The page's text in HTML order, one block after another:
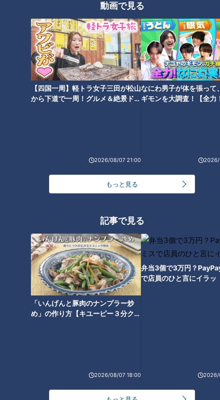
動画で見る
【四国一周】軽トラ女子三田が松山
から下道で一周！グルメ＆絶景ドラ
2026/08/07 21:00
なにわ男子が体を張って
ギモンを大調査！【全力
2026/
もっと見る
記事で見る
「いんげんと豚肉のナンプラー炒
め」の作り方【キユーピー３分クッ
2026/08/07 18:00
弁当3個で3万円？
で店員のひと言にイラッ
2026/
・参加社: 東海テレビ放送、中京テレビ放送、CBCテレビ、メ
～テレ、テレビ愛知
・iOSアプリ:https://apps.apple.com/jp/app/id1129036148
・Androidアプリ:
この記事を見たあなたへのおすすめ
放送枠争奪！若手Ｄ再生回数バ
トル第二弾！
サザン桑田佳祐が全国ツアーを
完走！コロナ禍の列島に元気が
贈られた夜
う」秘話を語る！【来週のデラ
ラバはチョコの名店ラルケスト